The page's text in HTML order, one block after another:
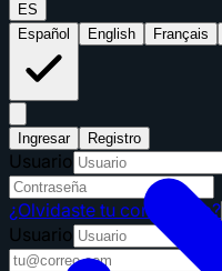
ES
Español
English Français
Ingresar Registro
Usuario
¿Olvidaste tu contraseña?
Usuario